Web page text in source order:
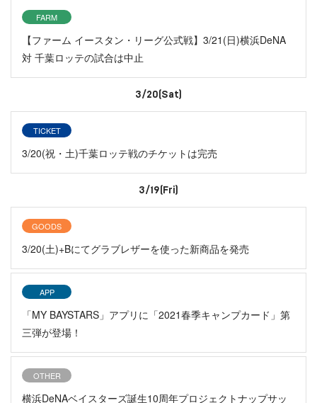
FARM
【ファーム イースタン・リーグ公式戦】3/21(日)横浜DeNA
対 千葉ロッテの試合は中止
3/20(Sat)
TICKET
3/20(祝・土)千葉ロッテ戦のチケットは完売
3/19(Fri)
GOODS
3/20(土)+Bにてグラブレザーを使った新商品を発売
APP
「MY BAYSTARS」アプリに「2021春季キャンプカード」第
三弾が登場！
OTHER
横浜DeNAベイスターズ誕生10周年プロジェクトナップサッ